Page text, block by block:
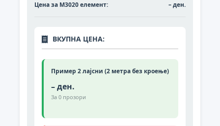
Цена за M3020 елемент: – ден.
ВКУПНА ЦЕНА:
Пример 2 лајсни (2 метра без кроење)
– ден.
За 0 прозори